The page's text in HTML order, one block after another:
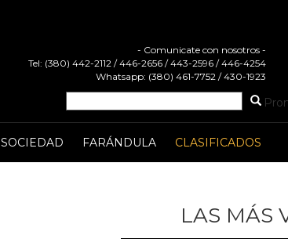
- Comunicate con nosotros -
Tel: (380) 442-2112 / 446-2656 / 443-2596 / 446-4254
Whatsapp: (380) 461-7752 / 430-1923
SOCIEDAD FARÁNDULA CLASIFICADOS
LAS MÁS